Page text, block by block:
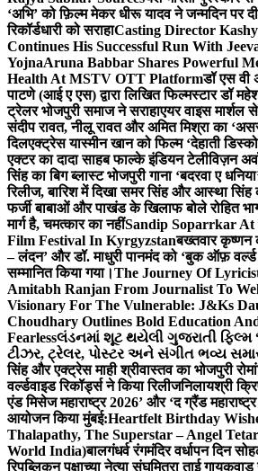
‘अभि’ को फ़िल्म मेकर धीरू यादव ने जन्मदिन पर
रिकॉर्डधारी को सराहाCasting Director
Continues His Successful Run With
YojnaAruna Babbar Shares Powerful
Health At MSTV OTT Platformडॉ एस वी
पाटणे (आई ए एस) द्वारा लिखित फिल्मस्टार डॉ
ट्रेलर भोजपुरी समाज ने सराहाएयर वाइस मार्शल
संदीप रावत, नीलू रावत और अमित मिश्रा का
दिलएक्ट्रेस यास्मीन खान को फिल्म ‘देहाती
एक्टर का दादा साहब फाल्के इंडियन टेलीविज़न
सिंह का बिग ब्लास्ट भोजपुरी गाना ‘बदरवा ए
रिलीज, बारिश में दिखा समर सिंह और आस्था सिंह
फर्जी बाबाओं और पाखंड के खिलाफ बोले रोहित
मार्ग है, चमत्कार का नहींSandip Soparrkar
Film Festival In Kyrgyzstanबख्तवार कृष्णन
– लंदन’ और डॉ. माधुरी पानमंद को ‘बुक ऑफ़ वर्ल्ड
सम्मानित किया गया।The Journey Of
Amitabh Ranjan From Journalist To
Visionary For The Vulnerable: J&Ks
Choudhary Outlines Bold Education
Fearlessલંડનમાં શૂટ થયેલી ગુજરાતી ફિલ્મ
ટીઝર, ટ્રેલર, પોસ્ટર અને સંગીત ભવ્ય
सिंह और एक्ट्रेस माही श्रीवास्तव का भोजपुरी
वर्ल्डवाइड रिकॉर्ड्स ने किया रिलीजनिलायश्री
एंड मिसेज महाराष्ट्र 2026’ और ‘द ग्रैंड
आयोजन किया मुंबई:Heartfelt Birthday
Thalapathy, The Superstar – Angel
World India)बालगंधर्व रंगमंदिर वर्धापन दिन
रिपब्लिकन पक्षाच्या नेत्या संघमित्रा ताई